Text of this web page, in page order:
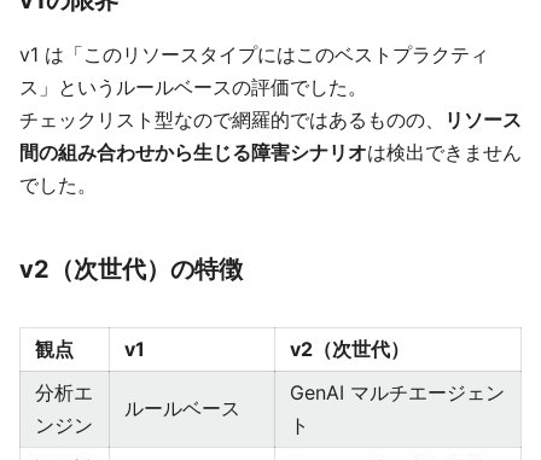
v1 は「このリソースタイプにはこのベストプラクティ
ス」というルールベースの評価でした。
チェックリスト型なので網羅的ではあるものの、
リソース
間の組み合わせから生じる障害シナリオは検出できません
でした。
v2（次世代）の特徴
観点 v1
v2（次世代）
分析エ
ンジン
ルールベース
GenAI マルチエージェン
ト